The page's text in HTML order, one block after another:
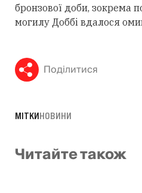
бронзової доби, зокрема
могилу Доббі вдалося
Поділитися
МІТКИНОВИНИ
Читайте також